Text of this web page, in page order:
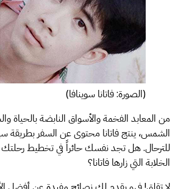
(الصورة: فاتانا سوينافا)
من المعابد الفخمة والأسواق النابضة بالحياة
الشمس، ينتج فاتانا محتوى عن السفر بطريقة
للترحال. هل تجد نفسك حائراً في تخطيط رحلتك
الخلابة التي زارها فاتانا؟